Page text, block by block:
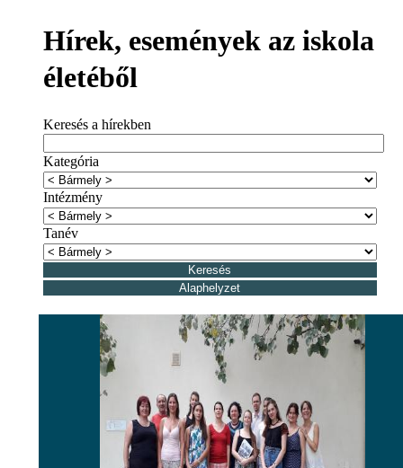
Hírek, események az iskola
életéből
Keresés a hírekben
Kategória
Intézmény
Tanév